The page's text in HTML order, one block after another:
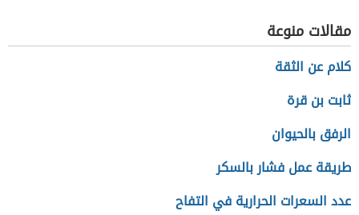
مقالات منوعة
كلام عن الثقة
ثابت بن قرة
الرفق بالحيوان
طريقة عمل فشار بالسكر
عدد السعرات الحرارية في التفاح